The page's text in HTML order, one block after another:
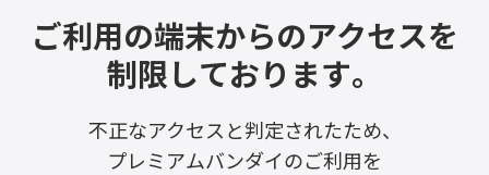
ご利用の端末からのアクセスを
制限しております。
不正なアクセスと判定されたため、
プレミアムバンダイのご利用を